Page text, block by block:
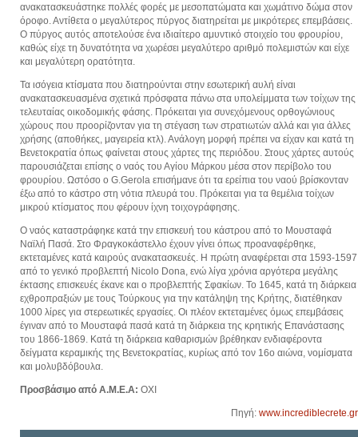
ανακατασκευάστηκε πολλές φορές με μεσοπατώματα και χωμάτινο δώμα στον
όροφο. Αντίθετα ο μεγαλύτερος πύργος διατηρείται με μικρότερες επεμβάσεις.
Ο πύργος αυτός αποτελούσε ένα ιδιαίτερο αμυντικό στοιχείο του φρουρίου,
καθώς είχε τη δυνατότητα να χωρέσει μεγαλύτερο αριθμό πολεμιστών και είχε
και μεγαλύτερη ορατότητα.
Τα ισόγεια κτίσματα που διατηρούνται στην εσωτερική αυλή είναι
ανακατασκευασμένα σχετικά πρόσφατα πάνω στα υπολείμματα των τοίχων της
τελευταίας οικοδομικής φάσης. Πρόκειται για συνεχόμενους ορθογώνιους
χώρους που προορίζονταν για τη στέγαση των στρατιωτών αλλά και για άλλες
χρήσης (αποθήκες, μαγειρεία κτλ). Ανάλογη μορφή πρέπει να είχαν και κατά τη
Βενετοκρατία όπως φαίνεται στους χάρτες της περιόδου. Στους χάρτες αυτούς
παρουσιάζεται επίσης ο ναός του Αγίου Μάρκου μέσα στον περίβολο του
φρουρίου. Ωστόσο ο G.Gerola επισήμανε ότι τα ερείπια του ναού βρίσκονταν
έξω από το κάστρο στη νότια πλευρά του. Πρόκειται για τα θεμέλια τοίχων
μικρού κτίσματος που φέρουν ίχνη τοιχογράφησης.
Ο ναός καταστράφηκε κατά την επισκευή του κάστρου από το Μουσταφά
Ναϊλή Πασά. Στο Φραγκοκάστελλο έχουν γίνει όπως προαναφέρθηκε,
εκτεταμένες κατά καιρούς ανακατασκευές. Η πρώτη αναφέρεται στα 1593-1597
από το γενικό προβλεπτή Nicolo Dona, ενώ λίγα χρόνια αργότερα μεγάλης
έκτασης επισκευές έκανε και ο προβλεπτής Σφακίων. Το 1645, κατά τη διάρκεια
εχθροπραξιών με τους Τούρκους για την κατάληψη της Κρήτης, διατέθηκαν
1000 λίρες για στερεωτικές εργασίες. Οι πλέον εκτεταμένες όμως επεμβάσεις
έγιναν από το Μουσταφά πασά κατά τη διάρκεια της κρητικής Επανάστασης
του 1866-1869. Κατά τη διάρκεια καθαρισμών βρέθηκαν ενδιαφέροντα
δείγματα κεραμικής της Βενετοκρατίας, κυρίως από τον 16ο αιώνα, νομίσματα
και μολυβδόβουλα.
Προσβάσιμο από Α.Μ.Ε.Α: ΟΧΙ
Πηγή: www.incrediblecrete.gr